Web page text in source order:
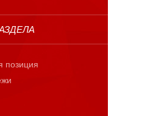
позиция